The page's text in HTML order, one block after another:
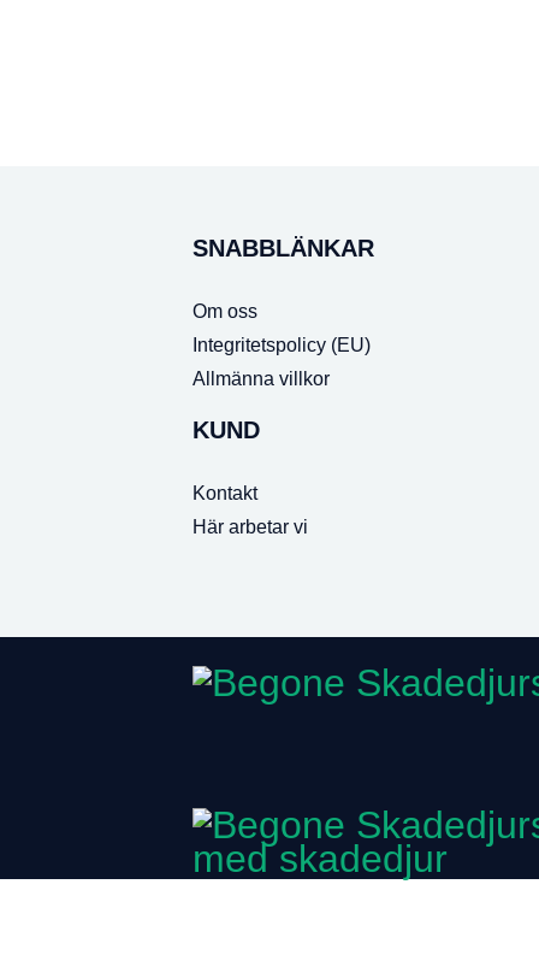
SNABBLÄNKAR
Om oss
Integritetspolicy (EU)
Allmänna villkor
KUND
Kontakt
Här arbetar vi